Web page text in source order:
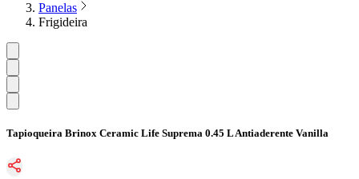
Panelas
Frigideira
Tapioqueira Brinox Ceramic Life Suprema 0.45 L Antiaderente Vanilla